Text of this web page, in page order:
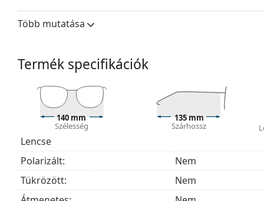
Napszemüveglencse
A zöld lencsék csökkentik a fény intenzitását
A lencsék kiváló minőségű ásványi üvegből
kiváló optikai tulajdonságai jellemzik más
Az árnyalatok UV 400 védelemmel rendelkeznek,
lencsék 3. kategóriájú napfényszűrővel
kitett helyekre, például strandra vagy városba
Kiegészítők
A napszemüveget eredeti tokjában szállítjuk. A tok
A mellékelt kendő ideális a napszemüvegek
helyett szövetzsák is tartozhat.
Fedezze fel anapszemüvegkínálatot, hogy további
Több mutatása
Termék specifikációk
140 mm
Szélesség
135 mm
Szárhossz
Lencse
Polarizált:
Nem
Tükrözött:
Nem